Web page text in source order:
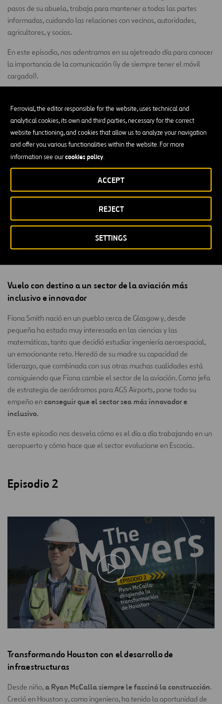
Ferrovial, the editor responsible for the website, uses technical and
analytical cookies, its own and third parties, necessary for the correct
website functioning, and cookies that allow us to analyze your navigation
and offer you various functionalities within the website. For more
information see ourcookies policy.
SETTINGS
REJECT
ACCEPT
pasos de su abuela, trabaja para mantener a todas las partes
informadas, cuidando las relaciones con vecinos, autoridades,
agricultores, y socios.
En este episodio, nos adentramos en su ajetreado día para conocer
la importancia de la comunicación (¡y de siempre tener el móvil
cargado!).
Episodio 3
Vuelo con destino a un sector de la aviación más
inclusivo e innovador
Fiona Smith nació en un pueblo cerca de Glasgow y, desde
pequeña ha estado muy interesada en las ciencias y las
matemáticas, tanto que decidió estudiar ingeniería aeroespacial,
un emocionante reto. Heredó de su madre su capacidad de
liderazgo, que combinada con sus otras muchas cualidades está
consiguiendo que Fiona cambie el sector de la aviación. Como jefa
de estrategia de aeródromos para AGS Airports, pone todo su
empeño en conseguir que el sector sea más innovador e
inclusivo.
En este episodio nos desvela cómo es el día a día trabajando en un
aeropuerto y cómo hace que el sector evolucione en Escocia.
Episodio 2
Transformando Houston con el desarrollo de
infraestructuras
Desde niño, a Ryan McCalla siempre le fascinó la construcción.
Creció en Houston y, como ingeniero, ha tenido la oportunidad de